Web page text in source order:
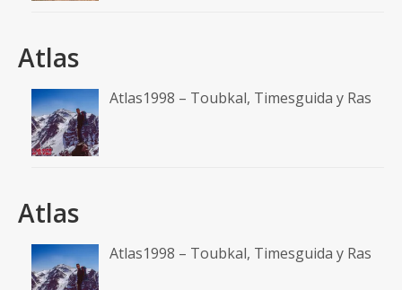
Atlas
Atlas1998 – Toubkal, Timesguida y Ras
Atlas
Atlas1998 – Toubkal, Timesguida y Ras